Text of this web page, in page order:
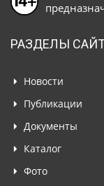
РАЗДЕЛЫ
Новости
Публикации
Документы
Каталог
Фото